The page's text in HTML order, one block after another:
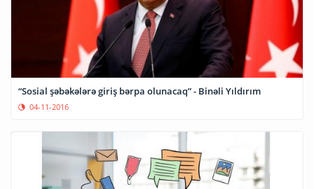
“Sosial şəbəkələrə giriş bərpa olunacaq” - Binəli Yıldırım
04-11-2016